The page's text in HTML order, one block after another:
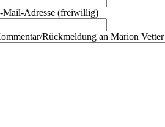
Mail-Adresse (freiwillig)
Rückmeldung an Marion Vetter